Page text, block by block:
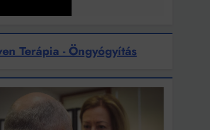
Terápia - Öngyógyítás